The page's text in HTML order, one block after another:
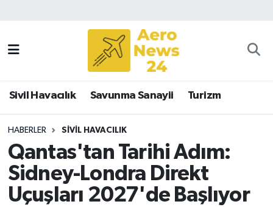
Sivil Havacılık Savunma Sanayii Turizm
HABERLER SIVIL HAVACILIK
Qantas'tan Tarihi Adım:
Sidney-Londra Direkt
Uçuşları 2027'de Başlıyor